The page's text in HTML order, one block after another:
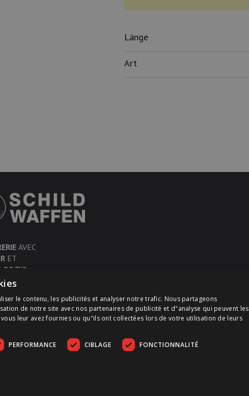
Länge
Art
AVEC
ET
DE TIR
le contenu, les publicités et analyser notre trafic. Nous partageons
de notre site avec nos partenaires de publicité et d"analyse qui peuvent les
leur avez fournies ou qu"ils ont collectées lors de votre utilisation de leurs
PERFORMANCE CIBLAGE FONCTIONNALITÉ